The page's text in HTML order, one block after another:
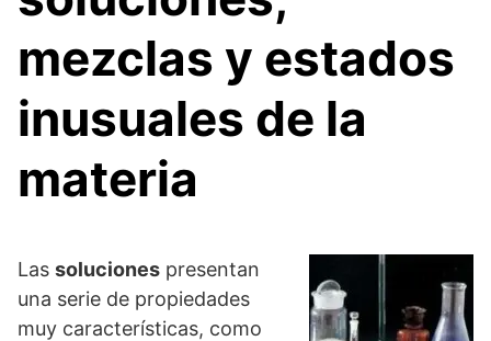
mezclas y estados
inusuales de la
materia
Las soluciones presentan
una serie de propiedades
muy características, como